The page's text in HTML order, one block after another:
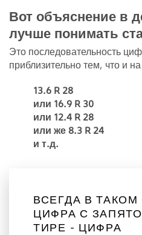
Вот объяснение в
лучше понимать
Это последовательность
приблизительно тем, что и
13.6 R 28
или 16.9 R 30
или 12.4 R 28
или же 8.3 R 24
и т.д.
ВСЕГДА В
ЦИФРА С
ТИРЕ - ЦИФРА